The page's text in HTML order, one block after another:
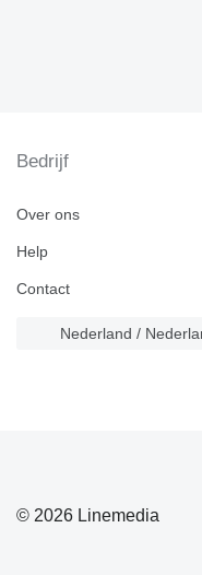
Bedrijf
Over ons
Help
Contact
Nederland /
© 2026 Linemedia